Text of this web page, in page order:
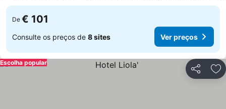
De € 101
Consulte os preços de 8 sites Ver preços
Partilhar
Escolha popular